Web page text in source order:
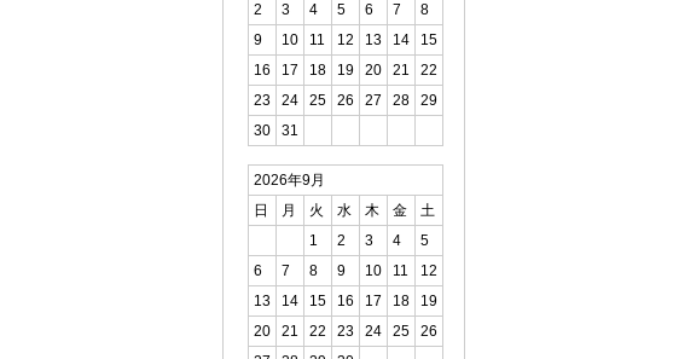
2
3 4 5 6 7
8
9
10 11 12 13 14
15
16
17 18 19 20 21
22
23
24 25 26 27 28
29
30
31
2026年9月
日
月 火 水 木 金
土
1
2 3 4
5
6
7 8 9 10 11
12
13
14 15 16 17 18
19
20
21 22 23 24 25
26